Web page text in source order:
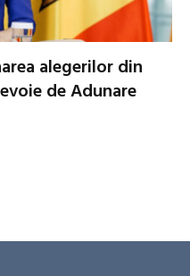
alegerilor din
de Adunare